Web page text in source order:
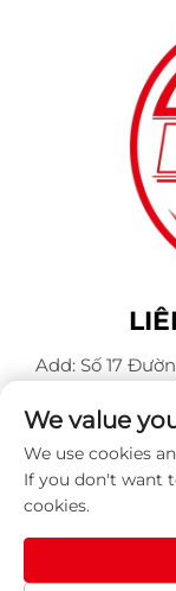
Add: Số 17
Điện thoại:+86-
Email:[email
Bản quyền ©
Nam Dương.
We value
We use cookies
If you don't want
cookies.